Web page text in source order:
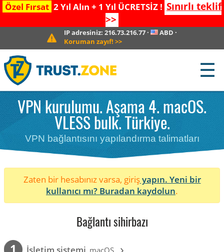
Özel Fırsat 2 Yıl Alın + 1 Yıl ÜCRETSİZ ! Sınırlı teklif
>>
IP adresiniz: 216.73.216.77· ABD ·
Koruman zayıf! >>
☰
VPN kurulumu. Aşama 4. macOS.
VLESS bulk. Türkiye.
VPN bağlantısını yapılandırma talimatları
Zaten bir hesabınız varsa, girişyapın. Yeni bir
kullanıcı mı? Buradan kaydolun.
Bağlantı sihirbazı